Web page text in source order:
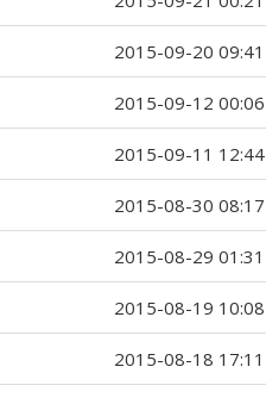
2015-09-20 09:41
2015-09-12 00:06
2015-09-11 12:44
2015-08-30 08:17
2015-08-29 01:31
2015-08-19 10:08
2015-08-18 17:11